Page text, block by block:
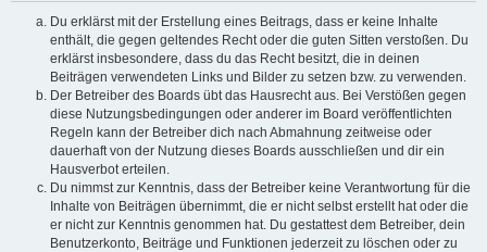
Du erklärst mit der Erstellung eines Beitrags, dass er keine Inhalte
enthält, die gegen geltendes Recht oder die guten Sitten verstoßen. Du
erklärst insbesondere, dass du das Recht besitzt, die in deinen
Beiträgen verwendeten Links und Bilder zu setzen bzw. zu verwenden.
Der Betreiber des Boards übt das Hausrecht aus. Bei Verstößen gegen
diese Nutzungsbedingungen oder anderer im Board veröffentlichten
Regeln kann der Betreiber dich nach Abmahnung zeitweise oder
dauerhaft von der Nutzung dieses Boards ausschließen und dir ein
Hausverbot erteilen.
Du nimmst zur Kenntnis, dass der Betreiber keine Verantwortung für die
Inhalte von Beiträgen übernimmt, die er nicht selbst erstellt hat oder die
er nicht zur Kenntnis genommen hat. Du gestattest dem Betreiber, dein
Benutzerkonto, Beiträge und Funktionen jederzeit zu löschen oder zu